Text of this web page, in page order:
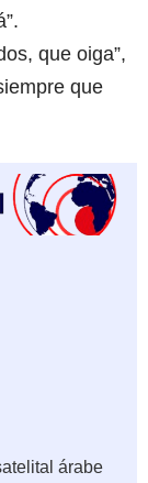
que oiga”,
que
árabe